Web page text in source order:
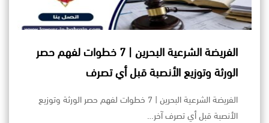
الفريضة الشرعية البحرين | 7 خطوات لفهم حصر
الورثة وتوزيع الأنصبة قبل أي تصرف
الفريضة الشرعية البحرين | 7 خطوات لفهم حصر الورثة وتوزيع
الأنصبة قبل أي تصرف آخر…